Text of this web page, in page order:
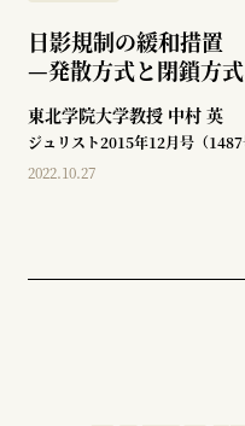
日影規制の緩和措置
—発散方式と閉鎖方式
東北学院大学教授 中村 英
ジュリスト2015年12月号（
2022.10.27